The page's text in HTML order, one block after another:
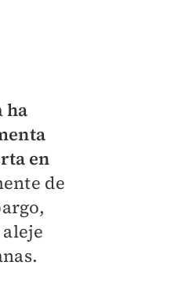
ha
en
de